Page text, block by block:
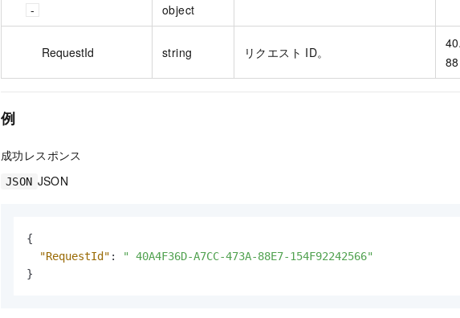
object
RequestId string リクエスト ID。
例
成功レスポンス
JSON JSON
{
"RequestId" :
" 40A4F36D-A7CC-473A-88E7-154F92242566"
}